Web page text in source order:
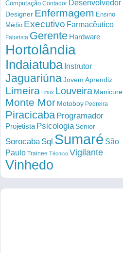
Computação Contador Desenvolvedor
Designer Enfermagem Ensino
Médio Executivo Farmacêutico
Faturista Gerente Hardware
Hortolândia
Indaiatuba Instrutor
Jaguariúna Jovem Aprendiz
Limeira Linux Louveira Manicure
Monte Mor Motoboy Pedreira
Piracicaba Programador
Projetista PsicologiaSenior
Sorocaba Sql Sumaré São
Paulo Trainee Técnico Vigilante
Vinhedo